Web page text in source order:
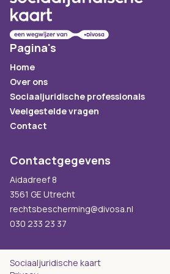
Pagina's
Home
Over ons
Sociaaljuridische professionals
Veelgestelde vragen
Contact
Contactgegevens
Aidadreef 8
3561 GE Utrecht
rechtsbescherming@divosa.nl
030 233 23 37
Sociaaljuridische kaart